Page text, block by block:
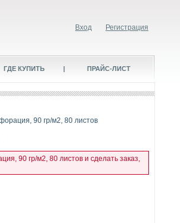
Вход Регистрация
ГДЕ КУПИТЬ | ПРАЙС-ЛИСТ
90 гр/м2, 80 листов
90 гр/м2, 80 листов и сделать заказ,